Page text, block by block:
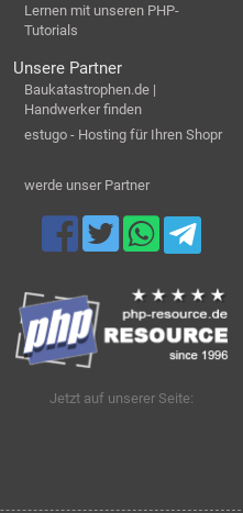
Lernen mit unseren PHP-
Tutorials
Unsere Partner
Baukatastrophen.de |
Handwerker finden
estugo - Hosting für Ihren Shopr
werde unser Partner
Jetzt auf unserer Seite: